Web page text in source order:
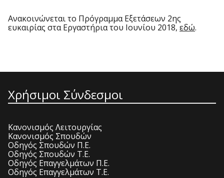
Ανακοινώνεται το Πρόγραμμα Εξετάσεων 2ης
ευκαιρίας στα Εργαστήρια του Ιουνίου 2018, εδώ.
Χρήσιμοι Σύνδεσμοι
Κανονισμός Λειτουργίας
Κανονισμός Σπουδών
Οδηγός Σπουδών Π.Ε.
Οδηγός Σπουδών Τ.Ε.
Οδηγός Επαγγελμάτων Π.Ε.
Οδηγός Επαγγελμάτων Τ.Ε.